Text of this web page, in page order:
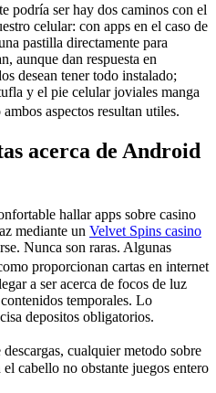
podrí­a ser hay dos caminos con el
celular: con apps en el caso de
pastilla directamente para
aunque dan respuesta en
desean tener todo instalado;
y el pie celular joviales manga
aspectos resultan utiles.
acerca de Android
hallar apps sobre casino
mediante un Velvet Spins casino
Nunca son raras. Algunas
proporcionan cartas en internet
a ser acerca de focos de luz
temporales. Lo
depositos obligatorios.
cualquier metodo sobre
cabello no obstante juegos entero